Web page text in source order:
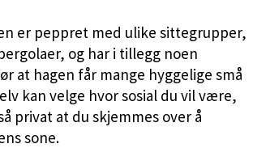
er peppret med ulike sittegrupper,
og har i tillegg noen
at hagen får mange hyggelige små
kan velge hvor sosial du vil være,
privat at du skjemmes over å
sone.